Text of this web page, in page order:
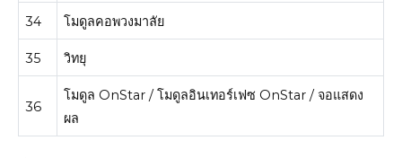
34 โมดูลคอพวงมาลัย
35 วิทยุ
36
โมดูล OnStar / โมดูลอินเทอร์เฟซ OnStar / จอแสดง
ผล